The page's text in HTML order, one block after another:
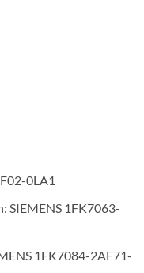
0LA1
SIEMENS 1FK7063-
1FK7084-2AF71-